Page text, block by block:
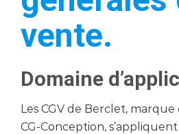
vente.
Domaine
Les CGV de Berclet,
CG-Conception,